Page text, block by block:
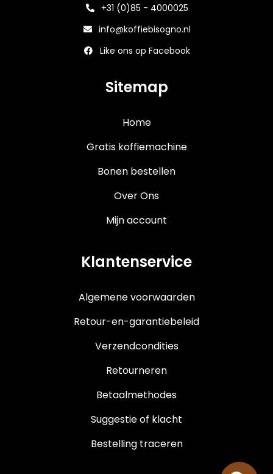
+31 (0)85 - 4000025
info@koffiebisogno.nl
Like ons op Facebook
Sitemap
Home
Gratis koffiemachine
Bonen bestellen
Over Ons
Mijn account
Klantenservice
Algemene voorwaarden
Retour-en-garantiebeleid
Verzendcondities
Retourneren
Betaalmethodes
Suggestie of klacht
Bestelling traceren